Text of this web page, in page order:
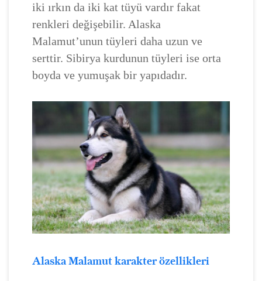
iki ırkın da iki kat tüyü vardır fakat
renkleri değişebilir. Alaska
Malamut’unun tüyleri daha uzun ve
serttir. Sibirya kurdunun tüyleri ise orta
boyda ve yumuşak bir yapıdadır.
Alaska Malamut karakter özellikleri